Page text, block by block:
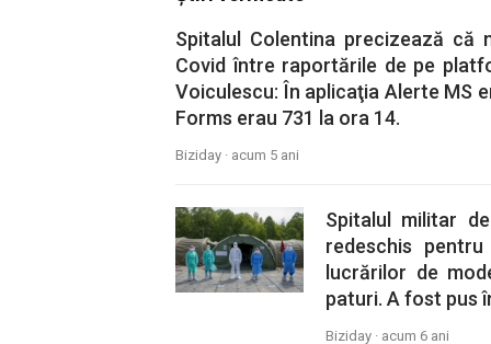
Spitalul Colentina precizează
Covid între raportările de pe
Voiculescu: În aplicaţia Alerte MS
Forms erau 731 la ora 14.
Biziday · acum 5 ani
Spitalul militar
redeschis
lucrărilor de
paturi. A fost pus
Biziday · acum 6 ani